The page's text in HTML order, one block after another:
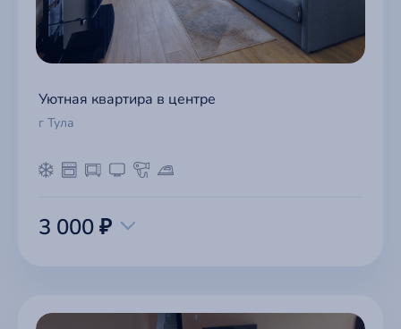
Уютная квартира в центре
г Тула
3 000 ₽